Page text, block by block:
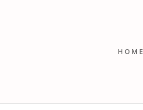
HOME